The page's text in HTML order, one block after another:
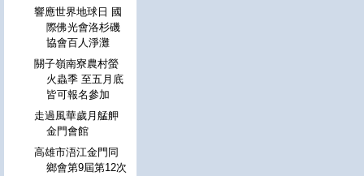
響應世界地球日 國
際佛光會洛杉磯
協會百人淨灘
關子嶺南寮農村螢
火蟲季 至五月底
皆可報名參加
走過風華歲月艋舺
金門會館
高雄市浯江金門同
鄉會第9屆第12次